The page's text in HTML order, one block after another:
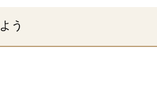
う